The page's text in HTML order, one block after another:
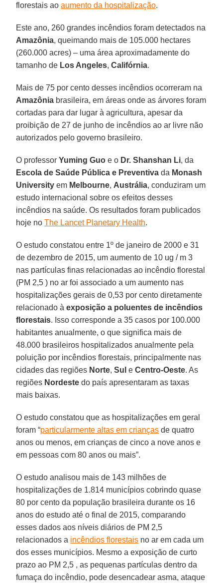
florestais aoaumento da hospitalização.
Este ano, 260 grandes incêndios foram detectados na
Amazônia, queimando mais de 105.000 hectares
(260.000 acres) – uma área aproximadamente do
tamanho de Los Angeles,Califórnia.
Mais de 75 por cento desses incêndios ocorreram na
Amazônia brasileira, em áreas onde as árvores foram
cortadas para dar lugar à agricultura, apesar da
proibição de 27 de junho de incêndios ao ar livre não
autorizados pelo governo brasileiro.
O professorYuming Guo e o Dr. Shanshan Li, da
Escola de Saúde Pública e Preventiva da Monash
University em Melbourne, Austrália, conduziram um
estudo internacional sobre os efeitos desses
incêndios na saúde. Os resultados foram publicados
hoje noThe Lancet Planetary Health.
O estudo constatou entre 1º de janeiro de 2000 e 31
de dezembro de 2015, um aumento de 10 ug / m 3
nas partículas finas relacionadas ao incêndio florestal
(PM 2,5 ) no ar foi associado a um aumento nas
hospitalizações gerais de 0,53 por cento diretamente
relacionado àexposição a poluentes de incêndios
florestais. Isso corresponde a 35 casos por 100.000
habitantes anualmente, o que significa mais de
48.000 brasileiros hospitalizados anualmente pela
poluição por incêndios florestais, principalmente nas
cidades das regiões Norte,Sul eCentro-Oeste. As
regiões Nordeste do país apresentaram as taxas
mais baixas.
O estudo constatou que as hospitalizações em geral
foram “particularmente altas em crianças de quatro
anos ou menos, em crianças de cinco a nove anos e
em pessoas com 80 anos ou mais”.
O estudo analisou mais de 143 milhões de
hospitalizações de 1.814 municípios cobrindo quase
80 por cento da população brasileira durante os 16
anos do estudo até o final de 2015, comparando
esses dados aos níveis diários de PM 2,5
relacionados a incêndios florestais no ar em cada um
dos esses municípios. Mesmo a exposição de curto
prazo ao PM 2,5 , as pequenas partículas dentro da
fumaça do incêndio, pode desencadear asma, ataque